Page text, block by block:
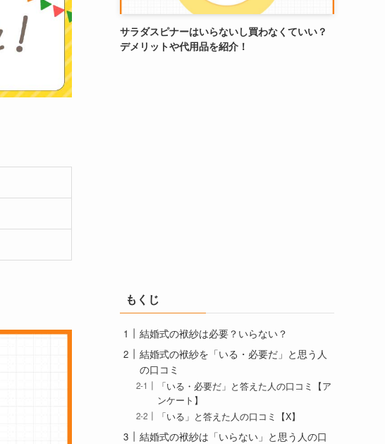
サラダスピナーはいらないし買わなくていい？
デメリットや代用品を紹介！
もくじ
結婚式の袱紗は必要？いらない？
結婚式の袱紗を「いる・必要だ」と思う人
の口コミ
「いる・必要だ」と答えた人の口コミ【ア
ンケート】
「いる」と答えた人の口コミ【X】
結婚式の袱紗は「いらない」と思う人の口